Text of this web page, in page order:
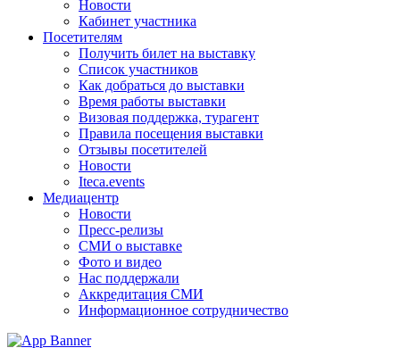
Новости
Кабинет участника
Посетителям
Получить билет на выставку
Список участников
Как добраться до выставки
Время работы выставки
Визовая поддержка, турагент
Правила посещения выставки
Отзывы посетителей
Новости
Iteca.events
Медиацентр
Новости
Пресс-релизы
СМИ о выставке
Фото и видео
Нас поддержали
Аккредитация СМИ
Информационное сотрудничество